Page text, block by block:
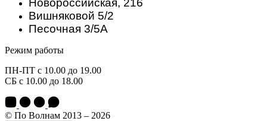
Новороссийская, 216
Вишняковой 5/2
Песочная 3/5А
Режим работы
ПН-ПТ с 10.00 до 19.00
СБ с 10.00 до 18.00
© По Волнам 2013 – 2026